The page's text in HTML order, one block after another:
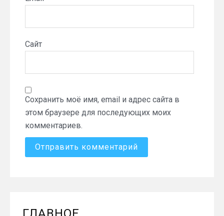
Сайт
Сохранить моё имя, email и адрес сайта в
этом браузере для последующих моих
комментариев.